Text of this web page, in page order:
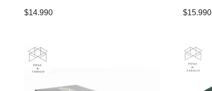
$14.990 $15.990